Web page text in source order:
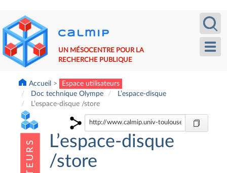
au
contenu
principal
UN MÉSOCENTRE POUR LA
RECHERCHE PUBLIQUE
Accueil
Espace utilisateurs
Doc technique Olympe
L’espace-disque
L’espace-disque /store
L’espace-disque
/store